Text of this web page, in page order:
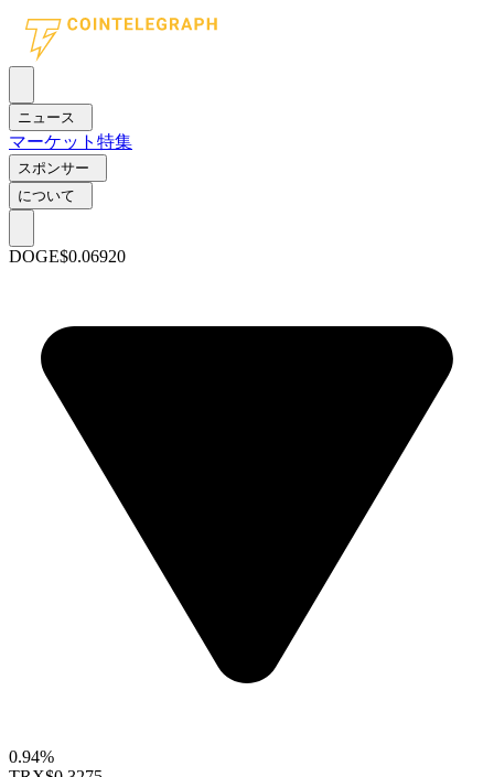
ニュース
マーケット 特集
スポンサー
について
DOGE$0.06920
0.94%